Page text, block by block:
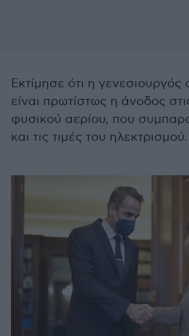
Εκτίμησε ότι η γενεσιουργός
είναι πρωτίστως η άνοδος
φυσικού αερίου, που
και τις τιμές του ηλεκτρισμού.